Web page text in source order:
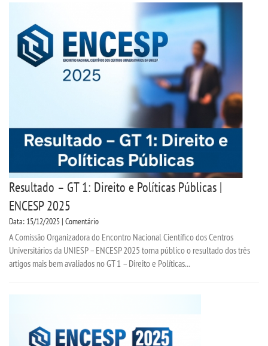
Resultado – GT 1: Direito e Políticas Públicas |
ENCESP 2025
Data: 15/12/2025 | Comentário
A Comissão Organizadora do Encontro Nacional Científico dos Centros
Universitários da UNIESP – ENCESP 2025 torna público o resultado dos três
artigos mais bem avaliados no GT 1 – Direito e Políticas...